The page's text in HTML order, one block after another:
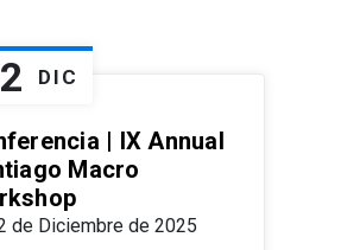
DIC
| IX Annual
Macro
de Diciembre de 2025